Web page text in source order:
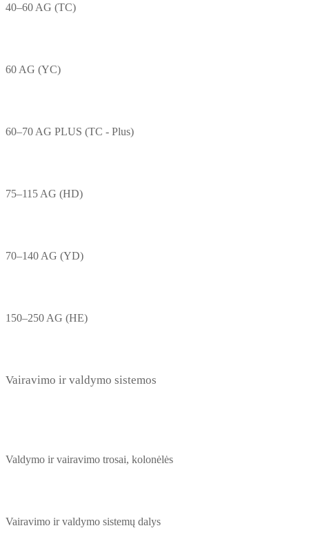
40–60 AG (TC)
60 AG (YC)
60–70 AG PLUS (TC - Plus)
75–115 AG (HD)
70–140 AG (YD)
150–250 AG (HE)
Vairavimo ir valdymo sistemos
Valdymo ir vairavimo trosai, kolonėlės
Vairavimo ir valdymo sistemų dalys